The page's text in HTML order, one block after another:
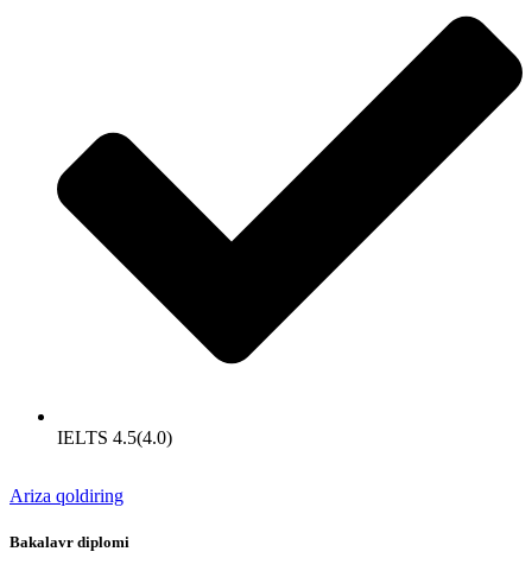
IELTS 4.5(4.0)
Ariza qoldiring
Bakalavr diplomi